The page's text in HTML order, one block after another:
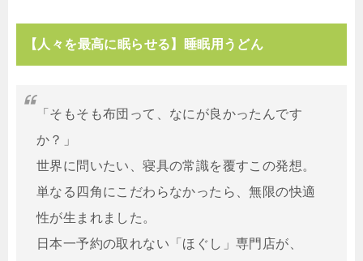
【人々を最高に眠らせる】睡眠用うどん
「そもそも布団って、なにが良かったんです
か？」
世界に問いたい、寝具の常識を覆すこの発想。
単なる四角にこだわらなかったら、無限の快適
性が生まれました。
日本一予約の取れない「ほぐし」専門店が、